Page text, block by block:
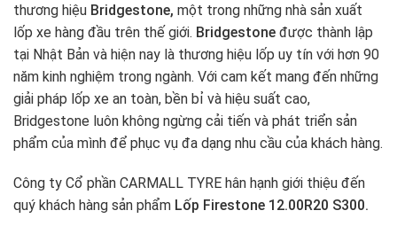
thương hiệu Bridgestone, một trong những nhà sản xuất
lốp xe hàng đầu trên thế giới. Bridgestone được thành lập
tại Nhật Bản và hiện nay là thương hiệu lốp uy tín với hơn 90
năm kinh nghiệm trong ngành. Với cam kết mang đến những
giải pháp lốp xe an toàn, bền bỉ và hiệu suất cao,
Bridgestone luôn không ngừng cải tiến và phát triển sản
phẩm của mình để phục vụ đa dạng nhu cầu của khách hàng.
Công ty Cổ phần CARMALL TYRE hân hạnh giới thiệu đến
quý khách hàng sản phẩm Lốp Firestone 12.00R20 S300.